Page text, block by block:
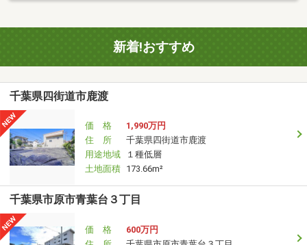
新着!おすすめ
千葉県四街道市鹿渡
価 格
1,990万円
住 所
千葉県四街道市鹿渡
用途地域
１種低層
土地面積 173.66m²
千葉県市原市青葉台３丁目
価 格
600万円